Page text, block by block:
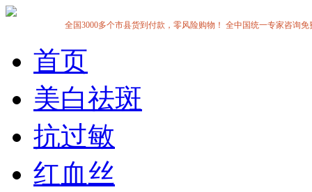
全国3000多个市县货到付款，零风险购物！ 全中国统一专家咨询免
首页
美白祛斑
抗过敏
红血丝